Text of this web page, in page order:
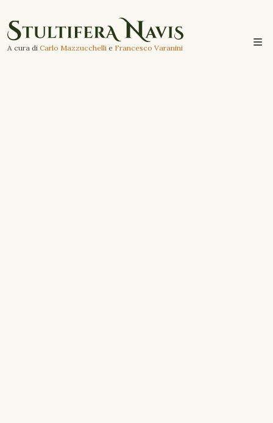
A cura di Carlo Mazzucchelli e Francesco Varanini